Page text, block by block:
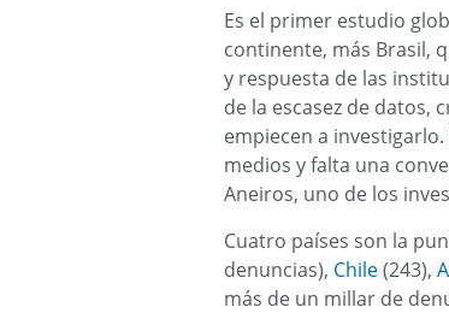
Es el primer estudio
continente, más Brasil,
y respuesta de las
de la escasez de datos,
empiecen a
medios y falta una
Aneiros, uno de los
Cuatro países son la
denuncias), Chile(243),
más de un millar de